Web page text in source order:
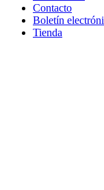
Contacto
Boletín
Tienda